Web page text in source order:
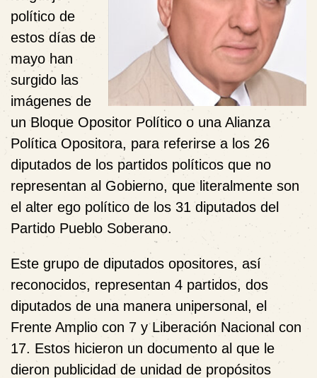
político de
estos días de
mayo han
surgido las
imágenes de
un Bloque Opositor Político o una Alianza
Política Opositora, para referirse a los 26
diputados de los partidos políticos que no
representan al Gobierno, que literalmente son
el alter ego político de los 31 diputados del
Partido Pueblo Soberano.
Este grupo de diputados opositores, así
reconocidos, representan 4 partidos, dos
diputados de una manera unipersonal, el
Frente Amplio con 7 y Liberación Nacional con
17. Estos hicieron un documento al que le
dieron publicidad de unidad de propósitos